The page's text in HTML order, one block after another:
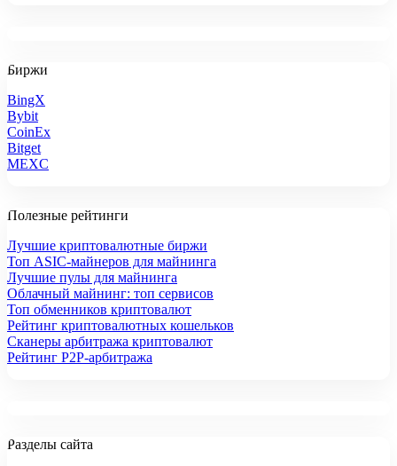
Биржи
BingX
Bybit
CoinEx
Bitget
MEXC
Полезные рейтинги
Лучшие криптовалютные биржи
Топ ASIC-майнеров для майнинга
Лучшие пулы для майнинга
Облачный майнинг: топ сервисов
Топ обменников криптовалют
Рейтинг криптовалютных кошельков
Сканеры арбитража криптовалют
Рейтинг P2P-арбитража
Разделы сайта